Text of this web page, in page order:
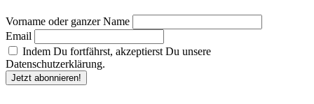
Vorname oder ganzer Name
Email
Indem Du fortfährst, akzeptierst Du unsere
Datenschutzerklärung.